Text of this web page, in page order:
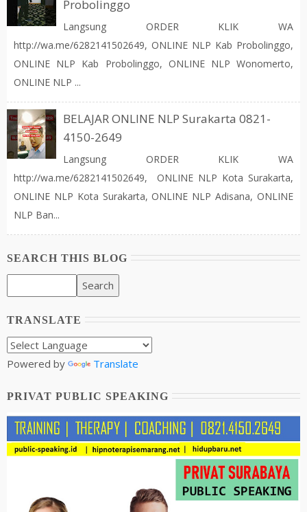
Probolinggo
Langsung ORDER KLIK WA
http://wa.me/6282141502649, ONLINE NLP Kab Probolinggo,
ONLINE NLP Kab Probolinggo, ONLINE NLP Wonomerto,
ONLINE NLP ...
BELAJAR ONLINE NLP Surakarta 0821-
4150-2649
Langsung ORDER KLIK WA
http://wa.me/6282141502649, ONLINE NLP Kota Surakarta,
ONLINE NLP Kota Surakarta, ONLINE NLP Adisana, ONLINE
NLP Ban...
SEARCH THIS BLOG
TRANSLATE
Powered by Translate
PRIVAT PUBLIC SPEAKING